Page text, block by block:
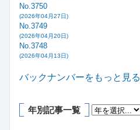
No.3750
(2026年04月27日)
No.3749
(2026年04月20日)
No.3748
(2026年04月13日)
バックナンバーをもっと見る
年別記事一覧